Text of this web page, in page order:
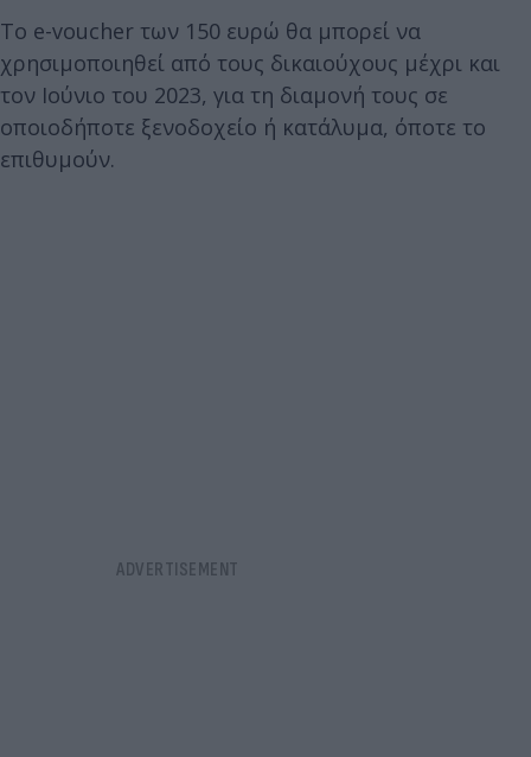
Το e-voucher των 150 ευρώ θα μπορεί να
χρησιμοποιηθεί από τους δικαιούχους μέχρι και
τον Ιούνιο του 2023, για τη διαμονή τους σε
οποιοδήποτε ξενοδοχείο ή κατάλυμα, όποτε το
επιθυμούν.